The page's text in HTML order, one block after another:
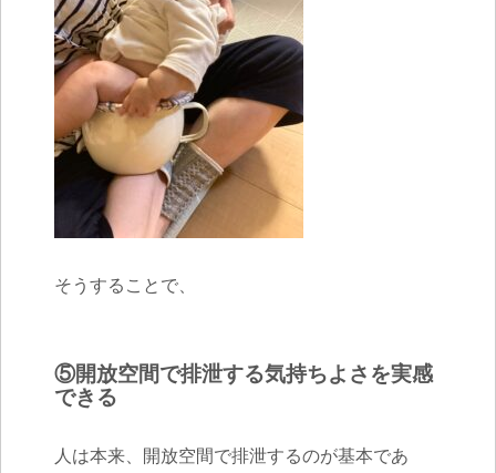
そうすることで、
⑤開放空間で排泄する気持ちよさを実感
できる
人は本来、開放空間で排泄するのが基本であ